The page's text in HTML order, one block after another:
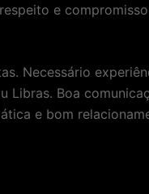
e
Necessário
Boa
e bom